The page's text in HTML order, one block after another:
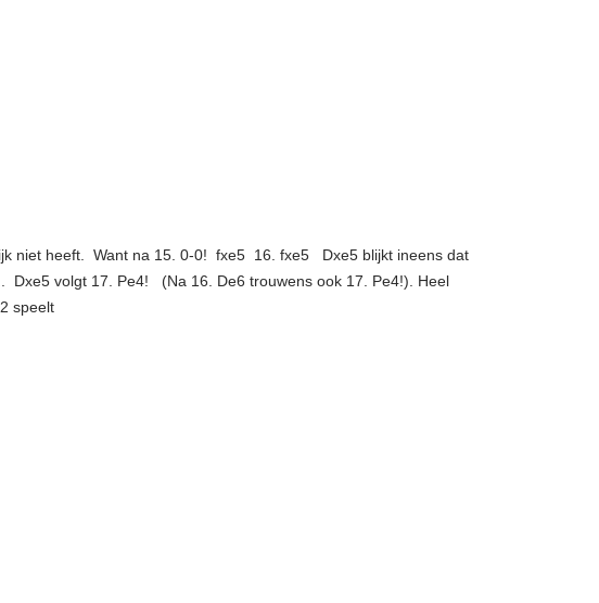
niet heeft. Want na 15. 0-0! fxe5 16. fxe5 Dxe5 blijkt ineens dat
volgt 17. Pe4! (Na 16. De6 trouwens ook 17. Pe4!). Heel
speelt